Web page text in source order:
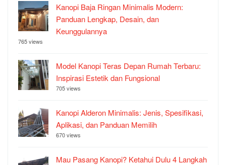
Kanopi Baja Ringan Minimalis Modern:
Panduan Lengkap, Desain, dan
Keunggulannya
765 views
Model Kanopi Teras Depan Rumah Terbaru:
Inspirasi Estetik dan Fungsional
705 views
Kanopi Alderon Minimalis: Jenis, Spesifikasi,
Aplikasi, dan Panduan Memilih
670 views
Mau Pasang Kanopi? Ketahui Dulu 4 Langkah